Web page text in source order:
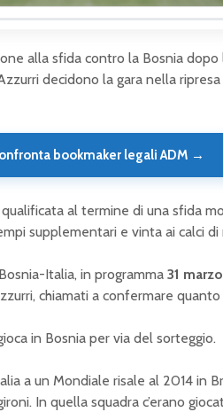
alla sfida contro la Bosnia
decidono la gara nella
bookmaker legali ADM →
qualificata al termine di una sfida
supplementari e vinta ai calci di
Italia, in programma 31
chiamati a confermare
in Bosnia per via del sorteggio.
a un Mondiale risale al 2014 in
In quella squadra c’erano